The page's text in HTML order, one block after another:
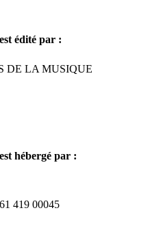
édité par :
DE LA MUSIQUE
hébergé par :
419 00045